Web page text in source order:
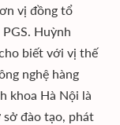
vị đồng tổ
Huỳnh
biết với vị thế
nghệ hàng
khoa Hà Nội là
đào tạo, phát